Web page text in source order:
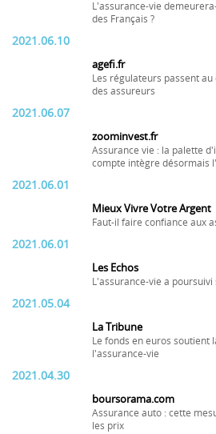
L'assurance-vie
des Français ?
2021.06.10
agefi.fr
Les régulateurs passent
des assureurs
2021.06.07
zoominvest.fr
Assurance vie : la palette
compte intègre désormais
2021.06.01
Mieux Vivre Votre Argent
Faut-il faire confiance aux
2021.06.01
Les Echos
L'assurance-vie a
2021.05.04
La Tribune
Le fonds en euros soutient
l'assurance-vie
2021.04.30
boursorama.com
Assurance auto : cette
les prix